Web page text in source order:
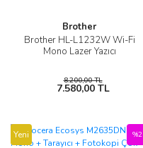
Brother
Brother HL-L1232W Wi-Fi
Mono Lazer Yazıcı
8.200,00 TL
7.580,00 TL
Yeni %2